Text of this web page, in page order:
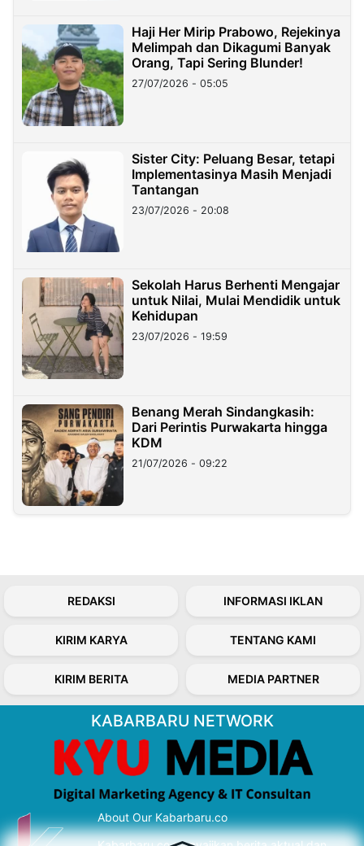
Haji Her Mirip Prabowo, Rejekinya
Melimpah dan Dikagumi Banyak
Orang, Tapi Sering Blunder!
27/07/2026 - 05:05
Sister City: Peluang Besar, tetapi
Implementasinya Masih Menjadi
Tantangan
23/07/2026 - 20:08
Sekolah Harus Berhenti Mengajar
untuk Nilai, Mulai Mendidik untuk
Kehidupan
23/07/2026 - 19:59
Benang Merah Sindangkasih:
Dari Perintis Purwakarta hingga
KDM
21/07/2026 - 09:22
REDAKSI INFORMASI IKLAN
KIRIM KARYA TENTANG KAMI
KIRIM BERITA MEDIA PARTNER
KABARBARU NETWORK
About Our Kabarbaru.co